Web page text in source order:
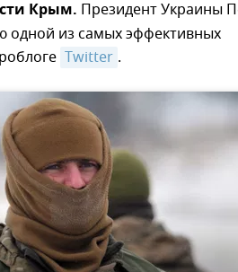
Крым. Президент Украины
одной из самых эффективных
Twitter .